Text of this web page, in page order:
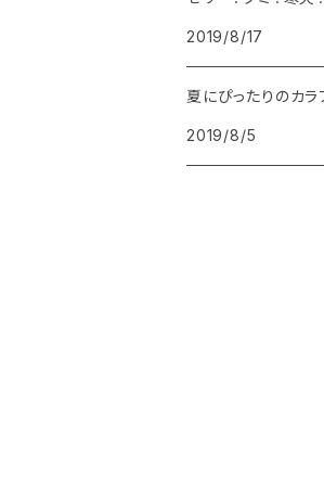
2019/8/17
夏にぴったりのカ
2019/8/5